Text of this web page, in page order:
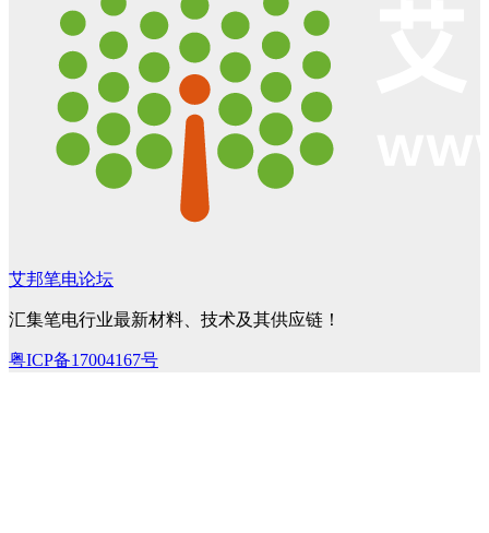
艾邦笔电论坛
汇集笔电行业最新材料、技术及其供应链！
粤ICP备17004167号